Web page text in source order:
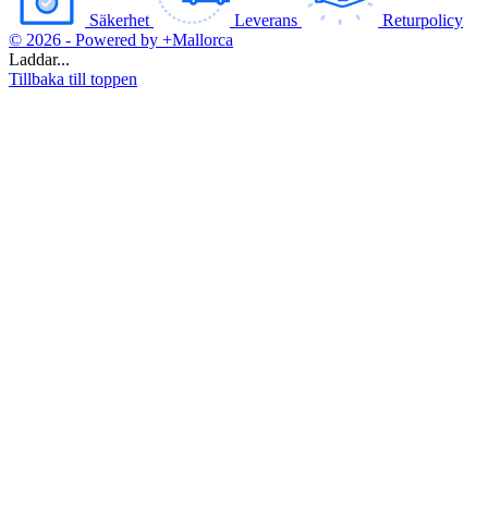
Säkerhet Leverans
Returpolicy
© 2026 - Powered by +Mallorca
Laddar...
Tillbaka till toppen